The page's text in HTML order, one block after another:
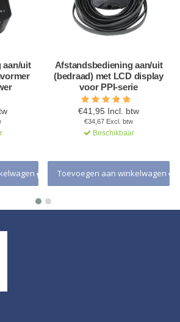
aan/uit
Afstandsbediening aan/uit
(bedraad) met LCD display
voor PPI-serie
€41,95 Incl. btw
€34,67 Excl. btw
Beschikbaar
Toevoegen aan winkelwagen